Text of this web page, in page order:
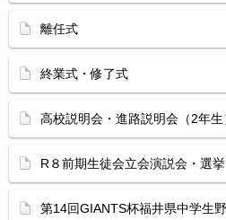
離任式
終業式・修了式
高校説明会・進路説明会（2年生
R８前期生徒会立会演説会・選挙
第14回GIANTS杯福井県中学生